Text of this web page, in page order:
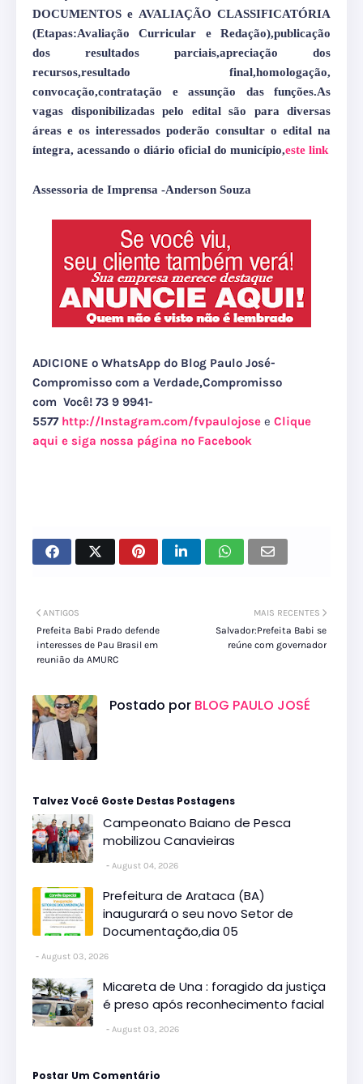
DOCUMENTOS e AVALIAÇÃO CLASSIFICATÓRIA
(Etapas:Avaliação Curricular e Redação),publicação
dos resultados parciais,apreciação dos
recursos,resultado final,homologação,
convocação,contratação e assunção das funções.As
vagas disponibilizadas pelo edital são para diversas
áreas e os interessados poderão consultar o edital na
íntegra, acessando o diário oficial do município,este link
Assessoria de Imprensa -Anderson Souza
ADICIONE o WhatsApp do Blog Paulo José-
Compromisso com a Verdade,Compromisso
com Você! 73 9 9941-
5577 http://Instagram.com/fvpaulojose e Clique
aqui e siga nossa página no Facebook
MAIS RECENTES
Salvador:Prefeita Babi se
reúne com governador
ANTIGOS
Prefeita Babi Prado defende
interesses de Pau Brasil em
reunião da AMURC
Postado por BLOG PAULO JOSÉ
Talvez Você Goste Destas Postagens
Campeonato Baiano de Pesca
mobilizou Canavieiras
August 04, 2026
Prefeitura de Arataca (BA)
inaugurará o seu novo Setor de
Documentação,dia 05
August 03, 2026
Micareta de Una : foragido da justiça
é preso após reconhecimento facial
August 03, 2026
Postar Um Comentário